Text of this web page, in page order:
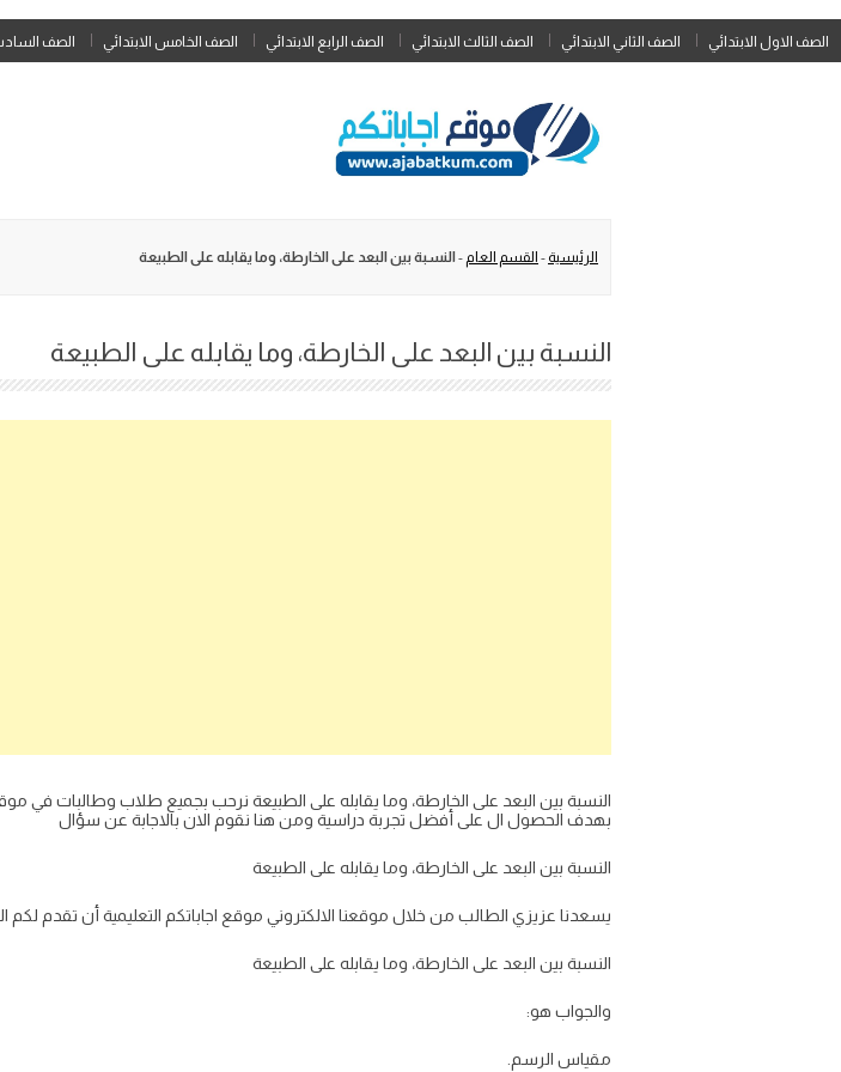
Skip
to
الصف الاول الابتدائي الصف الثاني الابتدائي الصف الثالث الابتدائي الصف الرابع الابتدائي الصف الخامس الابتدائي الصف
الرئيسية - القسم العام - النسبة بين البعد على الخارطة، وما يقابله على الطبيعة
النسبة بين البعد على الخارطة، وما يقابله على الطبيعة
النسبة بين البعد على الخارطة، وما يقابله على الطبيعة نرحب بجميع طلاب وطالبات في
بهدف الحصول ال على أفضل تجربة دراسية ومن هنا نقوم الان بالاجابة عن سؤال
النسبة بين البعد على الخارطة، وما يقابله على الطبيعة
يسعدنا عزيزي الطالب من خلال موقعنا الالكتروني موقع اجاباتكم التعليمية أن تقدم
النسبة بين البعد على الخارطة، وما يقابله على الطبيعة
والجواب هو:
مقياس الرسم.